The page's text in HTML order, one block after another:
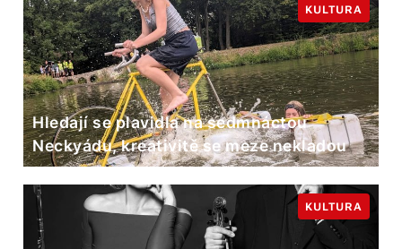
Hledají se plavidla na sedmnáctou
Neckyádu, kreativitě se meze nekladou
KULTURA
KULTURA